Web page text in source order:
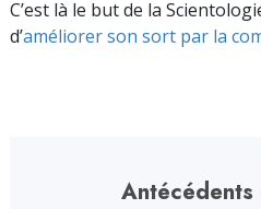
C’est là le but de la
d’améliorer son sort par la
Antécédents